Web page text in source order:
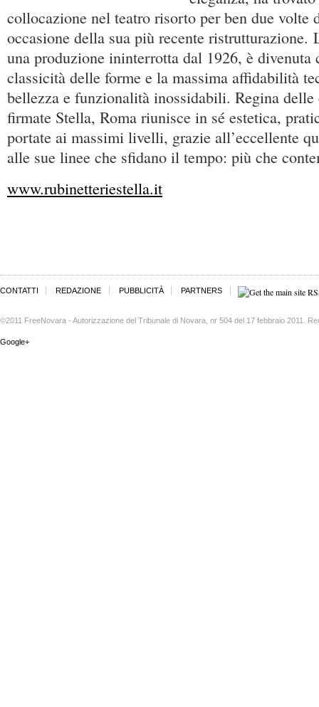
collocazione nel teatro risorto per ben due volte
occasione della sua più recente ristrutturazione.
una produzione ininterrotta dal 1926, è divenuta
classicità delle forme e la massima affidabilità
bellezza e funzionalità inossidabili. Regina
firmate Stella, Roma riunisce in sé estetica,
portate ai massimi livelli, grazie all’eccellente
alle sue linee che sfidano il tempo: più che
www.rubinetteriestella.it
CONTATTI REDAZIONE PUBBLICITÀ PARTNERS
©2011 FreeNovara - Autorizzazione del Tribunale di Novara, nr 504 del 17 febbraio 2011.
Google+